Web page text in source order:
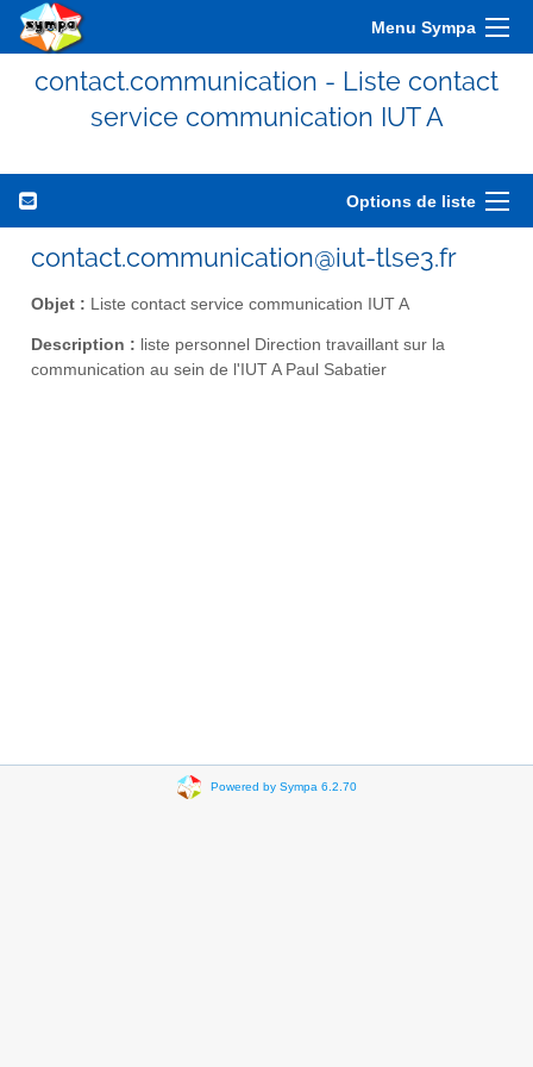
Menu Sympa
contact.communication - Liste contact
service communication IUT A
Options de liste
contact.communication@iut-tlse3.fr
Objet : Liste contact service communication IUT A
Description : liste personnel Direction travaillant sur la
communication au sein de l'IUT A Paul Sabatier
Powered by Sympa 6.2.70